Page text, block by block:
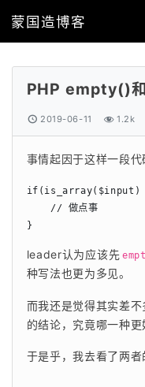
蒙国造博客
PHP empty()
2019-06-11 1.2k
事情起因于这样一段代
if(is_array($input)
    // 做点事
}
leader认为应该先
种写法也更为多见。
而我还是觉得其实差
的结论，究竟哪一种更
于是乎，我去看了两者